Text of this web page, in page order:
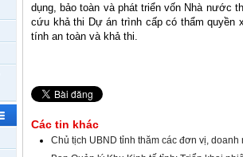
dụng, bảo toàn và phát triển vốn Nhà nước
cứu khả thi Dự án trình cấp có thẩm quyền
tính an toàn và khả thi.
Các tin khác
Chủ tịch UBND tỉnh thăm các đơn vị,